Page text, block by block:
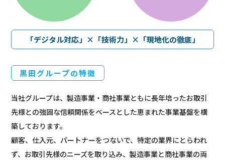
「デジタル対応」×「技術力」×「現地化の徹底」
黒田グループの特徴
当社グループは、製造事業・商社事業ともに長年培ったお取引
先様との強固な信頼関係をベースとした恵まれた事業基盤を構
築しております。
顧客、仕入元、パートナーをつないで、特定の業界にとらわれ
ず、お取引先様のニーズを取り込み、製造事業と商社事業の両